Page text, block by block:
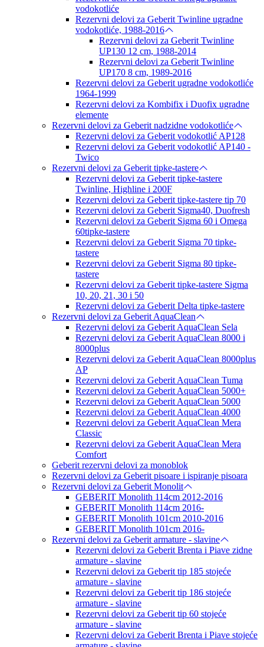
vodokotliće
Rezervni delovi za Geberit Twinline ugradne
vodokotliće, 1988-2016
Rezervni delovi za Geberit Twinline
UP130 12 cm, 1988-2014
Rezervni delovi za Geberit Twinline
UP170 8 cm, 1989-2016
Rezervni delovi za Geberit ugradne vodokotliće
1964-1999
Rezervni delovi za Kombifix i Duofix ugradne
elemente
Rezervni delovi za Geberit nadzidne vodokotliće
Rezervni delovi za Geberit vodokotlić AP128
Rezervni delovi za Geberit vodokotlić AP140 -
Twico
Rezervni delovi za Geberit tipke-tastere
Rezervni delovi za Geberit tipke-tastere
Twinline, Highline i 200F
Rezervni delovi za Geberit tipke-tastere tip 70
Rezervni delovi za Geberit Sigma40, Duofresh
Rezervni delovi za Geberit Sigma 60 i Omega
60tipke-tastere
Rezervni delovi za Geberit Sigma 70 tipke-
tastere
Rezervni delovi za Geberit Sigma 80 tipke-
tastere
Rezervni delovi za Geberit tipke-tastere Sigma
10, 20, 21, 30 i 50
Rezervni delovi za Geberit Delta tipke-tastere
Rezervni delovi za Geberit AquaClean
Rezervni delovi za Geberit AquaClean Sela
Rezervni delovi za Geberit AquaClean 8000 i
8000plus
Rezervni delovi za Geberit AquaClean 8000plus
AP
Rezervni delovi za Geberit AquaClean Tuma
Rezervni delovi za Geberit AquaClean 5000+
Rezervni delovi za Geberit AquaClean 5000
Rezervni delovi za Geberit AquaClean 4000
Rezervni delovi za Geberit AquaClean Mera
Classic
Rezervni delovi za Geberit AquaClean Mera
Comfort
Geberit rezervni delovi za monoblok
Rezervni delovi za Geberit pisoare i ispiranje pisoara
Rezervni delovi za Geberit Monolit
GEBERIT Monolith 114cm 2012-2016
GEBERIT Monolith 114cm 2016-
GEBERIT Monolith 101cm 2010-2016
GEBERIT Monolith 101cm 2016-
Rezervni delovi za Geberit armature - slavine
Rezervni delovi za Geberit Brenta i Piave zidne
armature - slavine
Rezervni delovi za Geberit tip 185 stojeće
armature - slavine
Rezervni delovi za Geberit tip 186 stojeće
armature - slavine
Rezervni delovi za Geberit tip 60 stojeće
armature - slavine
Rezervni delovi za Geberit Brenta i Piave stojeće